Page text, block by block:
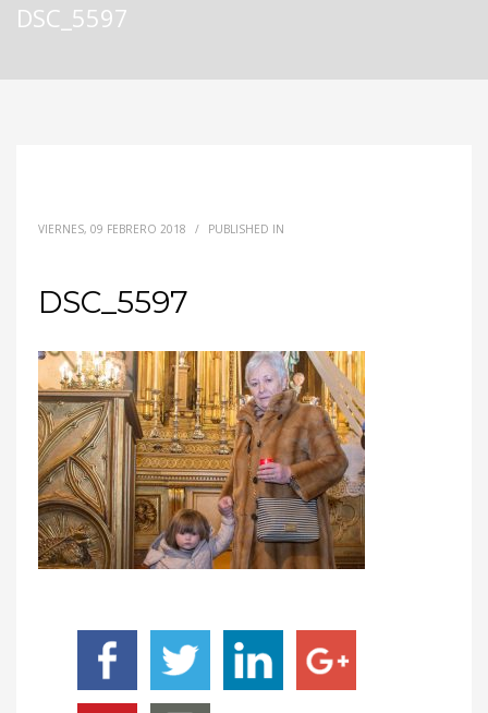
DSC_5597
VIERNES, 09 FEBRERO 2018 / PUBLISHED IN
DSC_5597